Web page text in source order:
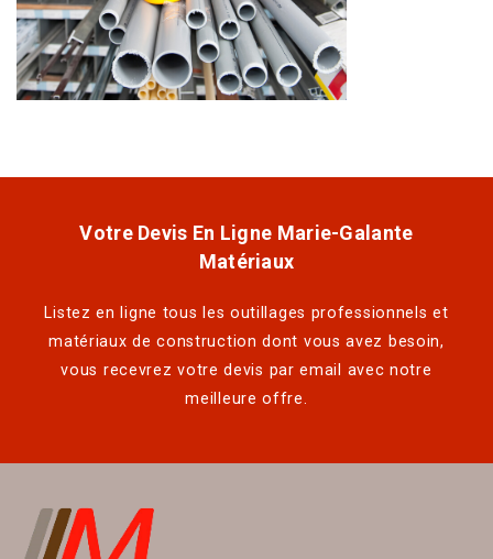
Votre Devis En Ligne Marie-Galante
Matériaux
Listez en ligne tous les outillages professionnels et
matériaux de construction dont vous avez besoin,
vous recevrez votre devis par email avec notre
meilleure offre.